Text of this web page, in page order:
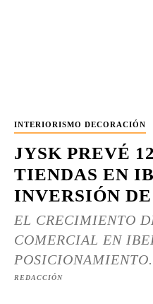
INTERIORISMO DECORACIÓN
JYSK PREVÉ
TIENDAS EN
INVERSIÓN
EL CRECIMIENTO
COMERCIAL EN
REDACCIÓN